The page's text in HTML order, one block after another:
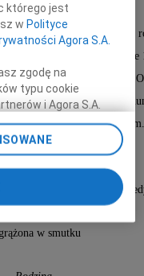
odbędą się 23 maja 2026
odprawiona o godzinie
Rozalii w Kieźlinach koło
na cmentarzu
złożona w grobie rodzinnym.
wieńców i bukietów.
zniczem lub
w smutku
którego jest
w Polityce
Agora S.A.
zgodę na
typu cookie
i Agora S.A.
też w każdej
cookie,
Twoimi
poprzez
stopce serwisu i